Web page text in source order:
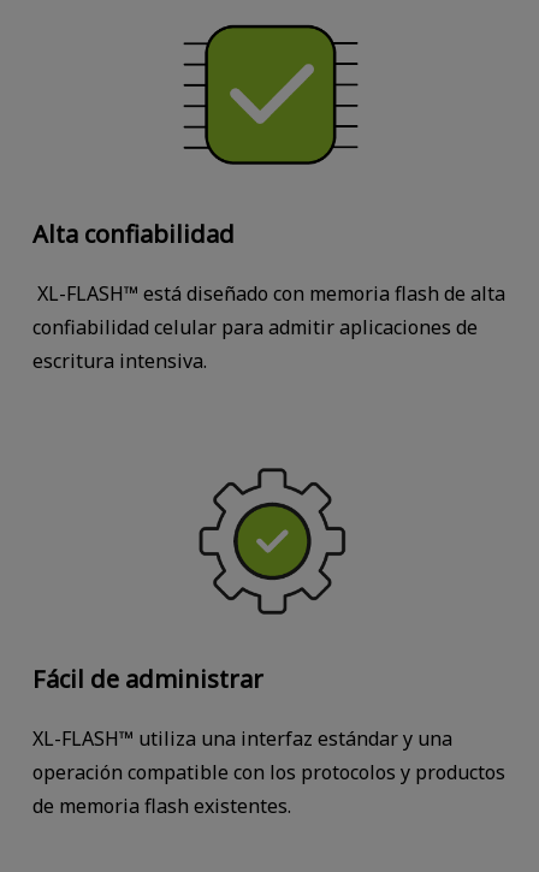
Alta confiabilidad
XL-FLASH™ está diseñado con memoria flash de alta
confiabilidad celular para admitir aplicaciones de
escritura intensiva.
Fácil de administrar
XL-FLASH™ utiliza una interfaz estándar y una
operación compatible con los protocolos y productos
de memoria flash existentes.